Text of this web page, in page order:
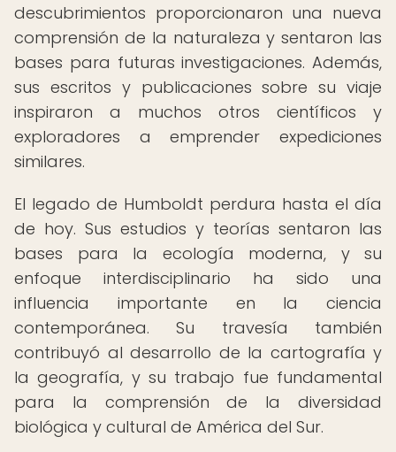
descubrimientos proporcionaron una nueva
comprensión de la naturaleza y sentaron las
bases para futuras investigaciones. Además,
sus escritos y publicaciones sobre su viaje
inspiraron a muchos otros científicos y
exploradores a emprender expediciones
similares.
El legado de Humboldt perdura hasta el día
de hoy. Sus estudios y teorías sentaron las
bases para la ecología moderna, y su
enfoque interdisciplinario ha sido una
influencia importante en la ciencia
contemporánea. Su travesía también
contribuyó al desarrollo de la cartografía y
la geografía, y su trabajo fue fundamental
para la comprensión de la diversidad
biológica y cultural de América del Sur.